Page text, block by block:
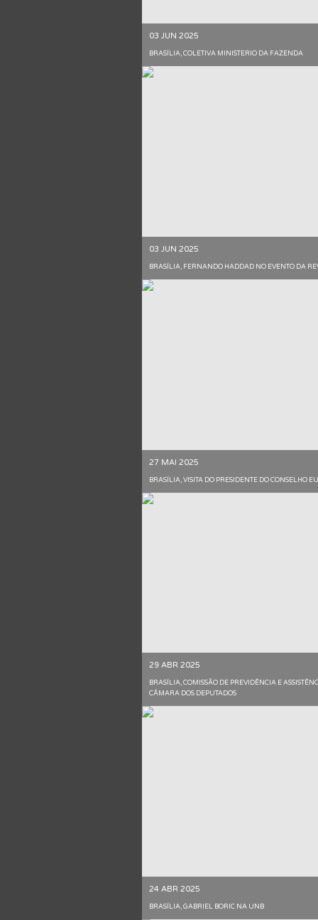
03 JUN 2025
BRASÍLIA, COLETIVA MINISTERIO DA FAZENDA
03 JUN 2025
BRASÍLIA, FERNANDO HADDAD NO EVENTO DA
27 MAI 2025
BRASÍLIA, VISITA DO PRESIDENTE DO CONSELHO
29 ABR 2025
BRASÍLIA, COMISSÃO DE PREVIDÊNCIA E
CÂMARA DOS DEPUTADOS
24 ABR 2025
BRASÍLIA, GABRIEL BORIC NA UNB